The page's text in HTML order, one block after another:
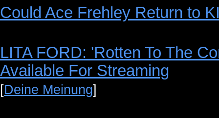
Could Ace Frehley Return to
LITA FORD: 'Rotten To The
Available For Streaming
[Deine Meinung]